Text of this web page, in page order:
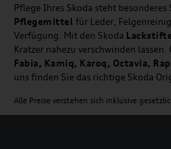
Pflege Ihres Skoda steht besonderes
Pflegemittel für Leder,
Verfügung. Mit den Skoda
Kratzer nahezu verschwinden
Fabia, Kamiq, Karoq, Octavia,
uns finden Sie das richtige Skoda
Alle Preise verstehen sich inklusive